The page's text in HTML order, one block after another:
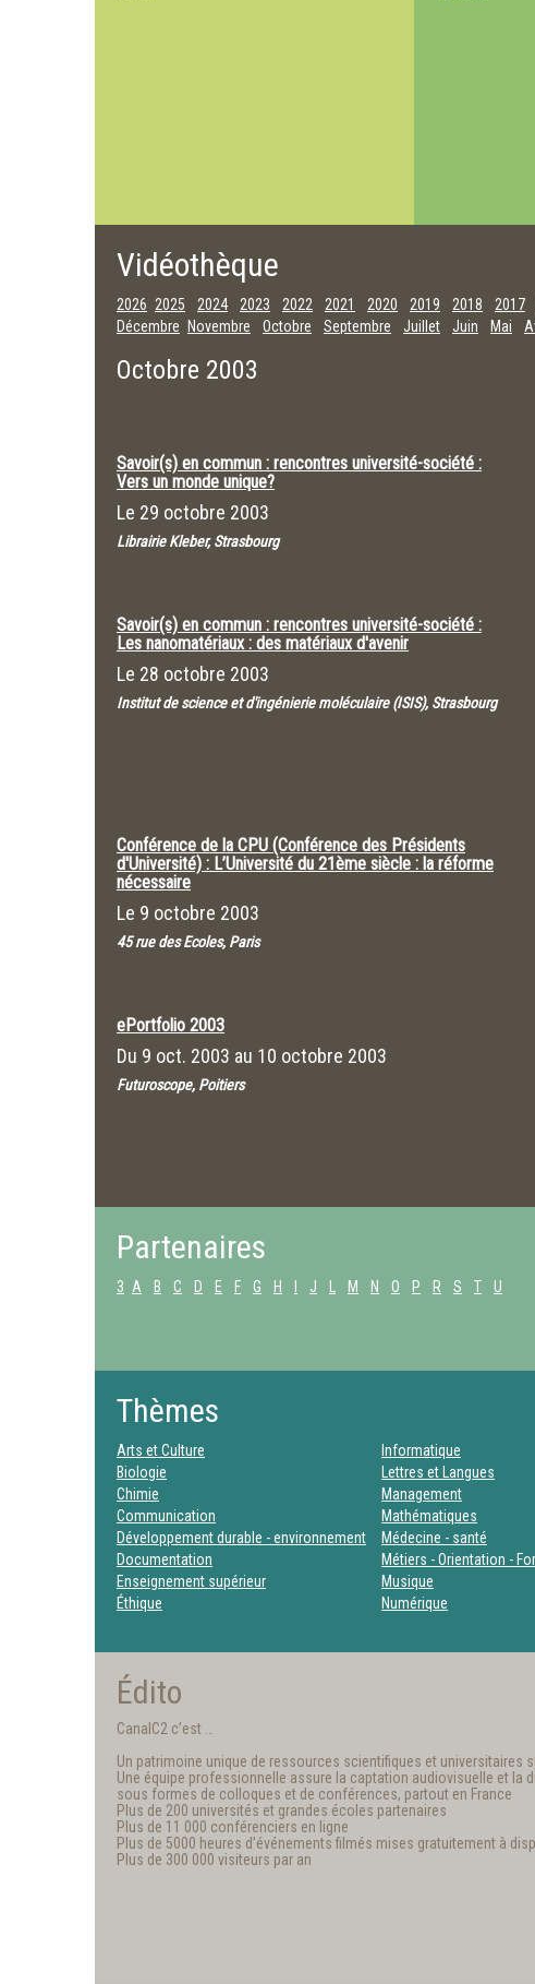
Vidéothèque
2026 2025 2024 2023 2022 2021 2020 2019 2018 2017
Décembre
Novembre Octobre Septembre Juillet Juin Mai
Octobre 2003
Savoir(s) en commun : rencontres université-société :
Vers un monde unique?
Le 29 octobre 2003
Librairie Kleber, Strasbourg
Savoir(s) en commun : rencontres université-société :
Les nanomatériaux : des matériaux d'avenir
Le 28 octobre 2003
Institut de science et d'ingénierie moléculaire (ISIS), Strasbourg
Conférence de la CPU (Conférence des Présidents
d'Université) : L’Université du 21ème siècle : la réforme
nécessaire
Le 9 octobre 2003
45 rue des Ecoles, Paris
ePortfolio 2003
Du 9 oct. 2003 au 10 octobre 2003
Futuroscope, Poitiers
Partenaires
3 A B C D E F G H J M N O P R S T U
Thèmes
Arts et Culture
Biologie
Chimie
Communication
Développement durable - environnement
Documentation
Enseignement supérieur
Éthique
Informatique
Lettres et Langues
Management
Mathématiques
Médecine - santé
Métiers - Orientation -
Musique
Numérique
Édito
CanalC2 c’est …
Un patrimoine unique de ressources scientifiques et universitaires
Une équipe professionnelle assure la captation audiovisuelle et la
sous formes de colloques et de conférences, partout en France
Plus de 200 universités et grandes écoles partenaires
Plus de 11 000 conférenciers en ligne
Plus de 5000 heures d’événements filmés mises gratuitement à
Plus de 300 000 visiteurs par an